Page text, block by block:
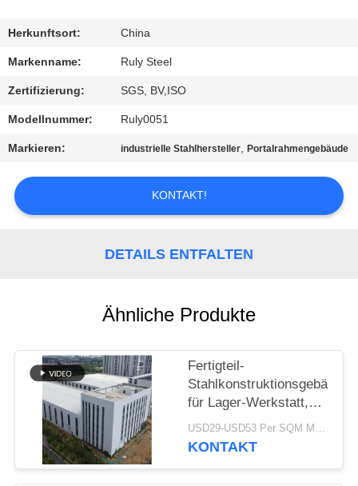
FABRIK-
AUSFLUG
QUALITÄTSKONTROLLE
TRETEN
SIE
MIT
STÖRUNGS-
LÖSUNG
BLOG
Herkunftsort: China
Markenname: Ruly Steel
Zertifizierung: SGS, BV,ISO
Modellnummer: Ruly0051
Markieren: industrielle Stahlhersteller,Portalrahmengebäude
KONTAKT!
DETAILS ENTFALTEN
Ähnliche Produkte
Fertigteil-
Stahlkonstruktionsgebäude
für Lager-Werkstatt,
anpassbar
USD29-USD53 Per SQM MOQ:500 Quadratmeter
KONTAKT